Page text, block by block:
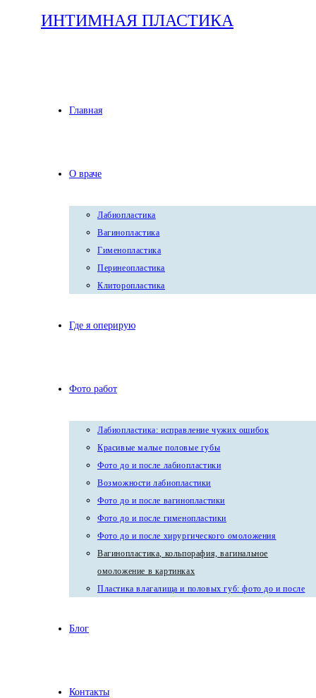
ИНТИМНАЯ ПЛАСТИКА
Главная
О враче
Лабиопластика
Вагинопластика
Гименопластика
Перинеопластика
Клиторопластика
Где я оперирую
Фото работ
Лабиопластика: исправление чужих ошибок
Красивые малые половые губы
Фото до и после лабиопластики
Возможности лабиопластики
Фото до и после вагинопластики
Фото до и после гименопластики
Фото до и после хирургического омоложения
Вагинопластика, кольпорафия, вагинальное
омоложение в картинках
Пластика влагалища и половых губ: фото до и после
Блог
Контакты